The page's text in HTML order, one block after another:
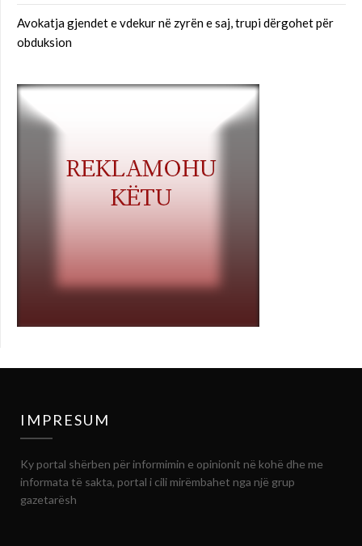
Avokatja gjendet e vdekur në zyrën e saj, trupi dërgohet për
obduksion
IMPRESUM
Ky portal shërben për informimin e opinionit në kohë dhe me
informata të sakta, portal i cili mirëmbahet nga një grup
gazetarësh